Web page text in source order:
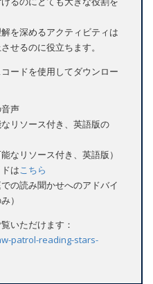
を深めるアクティビティは
せるのに役立ちます。
ードを使用してダウンロー
声
リソース付き、英語版の
なリソース付き、英語版）
はこちら
の読み聞かせへのアドバイ
）
いただけます：
patrol-reading-stars-